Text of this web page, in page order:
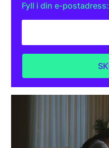
Fyll i din e-postadress: